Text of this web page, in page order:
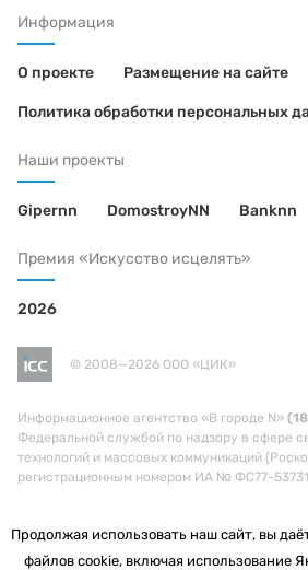
Информация
О проекте Размещение на сайте
Политика обработки персональных
Наши проекты
Gipernn DomostroyNN Banknn
Премия «Искусство исцелять»
2026
© 2008—2026 ООО «ЦИК»
Информационное агентство «В городе N»
Федеральной службой по надзору в сфере
технологий и массовых коммуникаций
регистрационным номером ИА № ФС77-53731
Продолжая использовать наш сайт, вы
файлов cookie, включая использование